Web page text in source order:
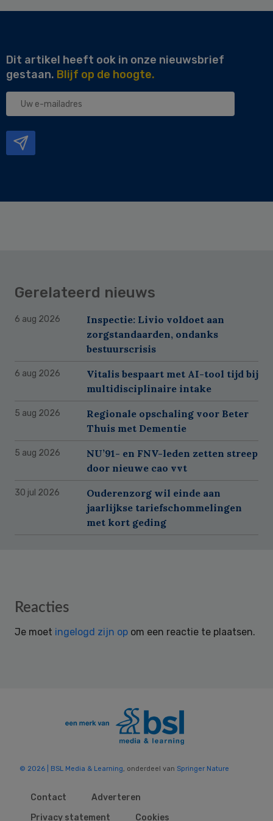
Dit artikel heeft ook in onze nieuwsbrief
gestaan. Blijf op de hoogte.
Uw
Gerelateerd nieuws
6 aug 2026
Inspectie: Livio voldoet aan
zorgstandaarden, ondanks
bestuurscrisis
6 aug 2026
Vitalis bespaart met AI-tool tijd bij
multidisciplinaire intake
5 aug 2026
Regionale opschaling voor Beter
Thuis met Dementie
5 aug 2026
NU’91- en FNV-leden zetten streep
door nieuwe cao vvt
30 jul 2026
Ouderenzorg wil einde aan
jaarlijkse tariefschommelingen
met kort geding
Reader
Reacties
Je moet ingelogd zijn op om een reactie te plaatsen.
© 2026 | BSL Media & Learning, onderdeel van Springer Nature
Contact
Adverteren
Privacy statement
Cookies